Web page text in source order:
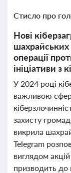
Стисло про
Нові
шахрайських
операції
ініціативи з
У 2024 році
важливою
захисту
викрила
Telegram
виглядом
призводить до